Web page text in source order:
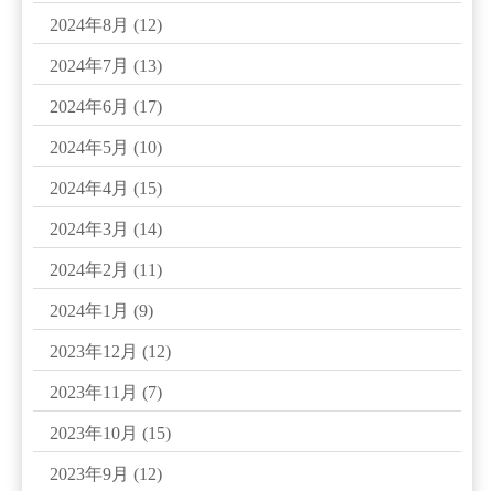
2024年8月 (12)
2024年7月 (13)
2024年6月 (17)
2024年5月 (10)
2024年4月 (15)
2024年3月 (14)
2024年2月 (11)
2024年1月 (9)
2023年12月 (12)
2023年11月 (7)
2023年10月 (15)
2023年9月 (12)